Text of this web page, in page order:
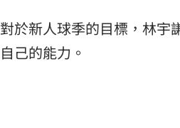
對於新人球季的目標，林宇
自己的能力。